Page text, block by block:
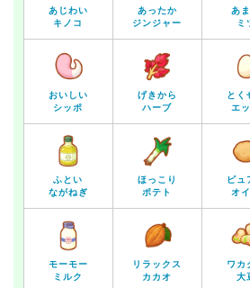
あじわい
キノコ
あったか
ジンジャー
あ
ミ
おいしい
シッポ
げきから
ハーブ
とく
エ
ふとい
ながねぎ
ほっこり
ポテト
ピュ
オ
モーモー
ミルク
リラックス
カカオ
ワカ
大